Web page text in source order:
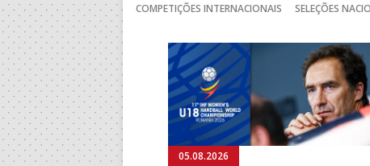
COMPETIÇÕES INTERNACIONAIS
SELEÇÕES
05.08.2026
Anterior